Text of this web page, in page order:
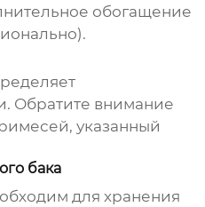
обогащение
Обратите внимание
указанный
бака
для хранения